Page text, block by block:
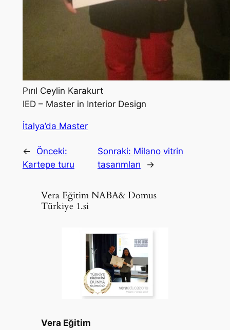
Pırıl Ceylin Karakurt
IED – Master in Interior Design
İtalya’da Master
←
Önceki:
Kartepe turu
Sonraki: Milano vitrin
tasarımları
→
Vera Eğitim NABA& Domus
Türkiye 1.si
Vera Eğitim